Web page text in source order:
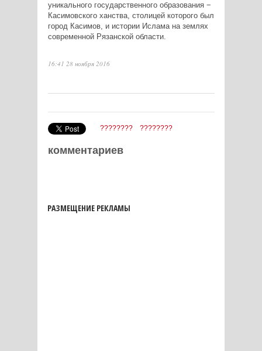
уникального государственного образования −
Касимовского ханства, столицей которого был
город Касимов, и истории Ислама на землях
современной Рязанской области.
16:41 28 ноября 2016
???????? ????????
комментариев
РАЗМЕЩЕНИЕ РЕКЛАМЫ